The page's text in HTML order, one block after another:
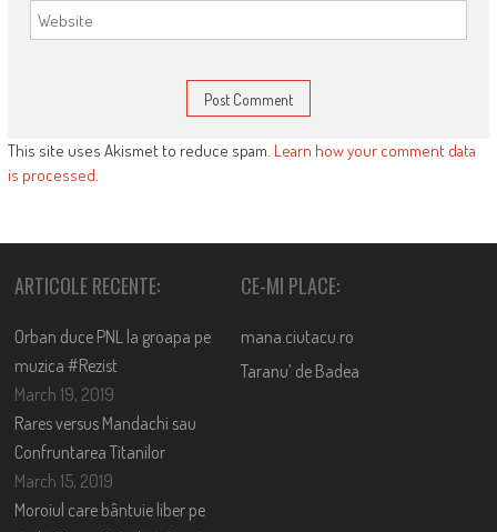
This site uses Akismet to reduce spam. Learn how your comment data
is processed.
ARTICOLE RECENTE:
Orban duce PNL la groapa pe
muzica #Rezist
March 19, 2019
Rares versus Mandachi sau
Confruntarea Titanilor
March 15, 2019
Moroiul care bântuie liber pe
CE-MI PLACE:
mana.ciutacu.ro
Taranu’ de Badea